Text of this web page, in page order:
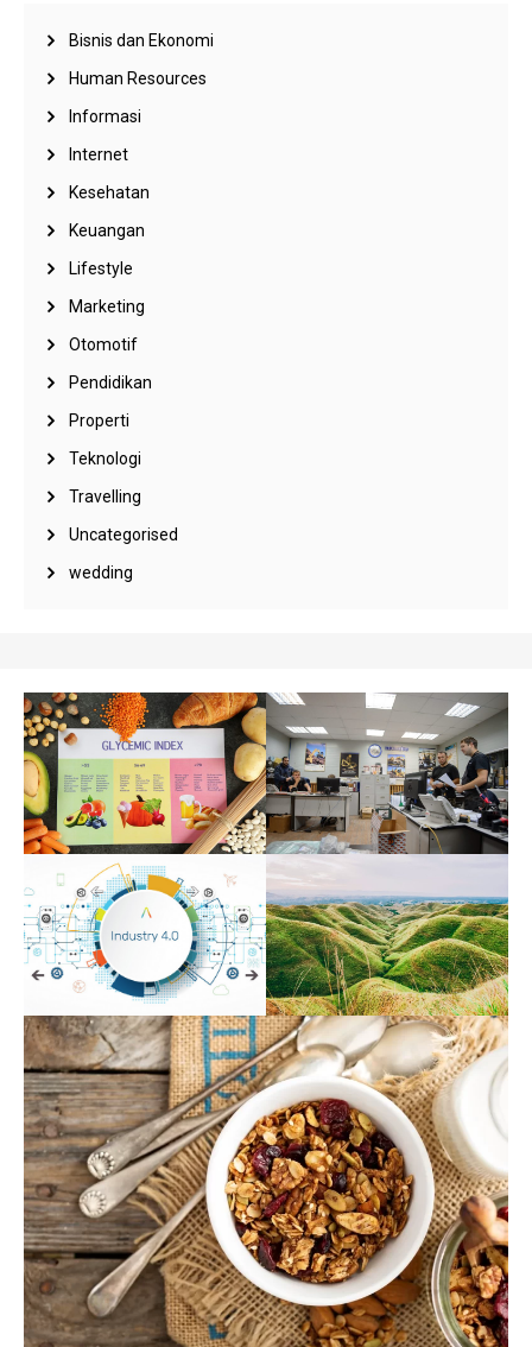
Bisnis dan Ekonomi
Human Resources
Informasi
Internet
Kesehatan
Keuangan
Lifestyle
Marketing
Otomotif
Pendidikan
Properti
Teknologi
Travelling
Uncategorised
wedding